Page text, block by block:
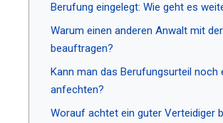
Berufung eingelegt: Wie geht es
Warum einen anderen Anwalt mit
beauftragen?
Kann man das Berufungsurteil noch
anfechten?
Worauf achtet ein guter Verteidiger